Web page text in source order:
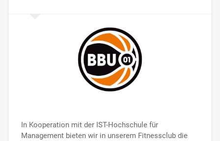
In Kooperation mit der IST-Hochschule für
Management bieten wir in unserem Fitnessclub die